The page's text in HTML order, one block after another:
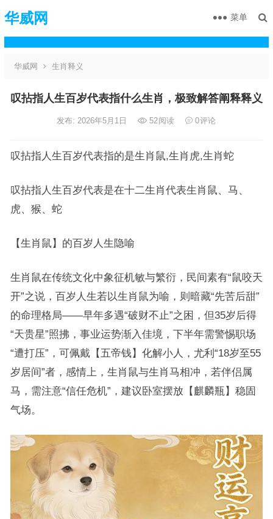
华威网 菜单
华威网 生肖释义
叹拈指人生百岁代表指什么生肖，极致解答阐释释义
发布: 2026年5月1日 52阅读 0评论
叹拈指人生百岁代表指的是生肖鼠,生肖虎,生肖蛇
叹拈指人生百岁代表是在十二生肖代表生肖鼠、马、
虎、猴、蛇
【生肖鼠】的百岁人生隐喻
生肖鼠在传统文化中象征机敏与繁衍，民间素有“鼠咬天
开”之说，百岁人生若以生肖鼠为喻，则暗藏“先苦后甜”
的命理格局——早年多遇“破财不止”之困，但35岁后得
“天贵星”照拂，事业运势渐入佳境，下半年需警惕职场
“遭打压”，可佩戴【五帝钱】化解小人，尤利“18岁至55
岁居间”者，感情上，生肖鼠与生肖马相冲，若伴侣属
马，需注意“信任危机”，建议卧室摆放【麒麟瓶】稳固
气场。